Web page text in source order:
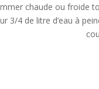
chaude ou froide
3/4 de litre d’eau à